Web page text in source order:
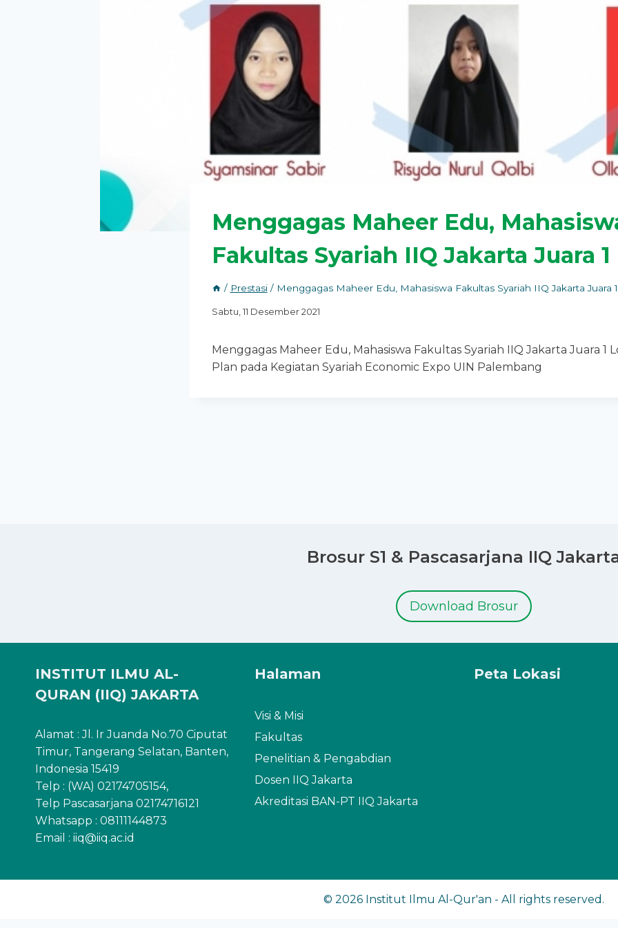
Menggagas Maheer Edu,
Fakultas Syariah IIQ Jakarta Juara 1
/ Prestasi / Menggagas Maheer Edu, Mahasiswa Fakultas Syariah IIQ Jakarta Juara 1
Sabtu, 11 Desember 2021
Menggagas Maheer Edu, Mahasiswa Fakultas Syariah IIQ Jakarta Juara 1
Plan pada Kegiatan Syariah Economic Expo UIN Palembang
Brosur S1 & Pascasarjana IIQ
Download Brosur
INSTITUT ILMU AL-
QURAN (IIQ) JAKARTA
Alamat : Jl. Ir Juanda No.70 Ciputat
Timur, Tangerang Selatan, Banten,
Indonesia 15419
Telp : (WA) 02174705154,
Telp Pascasarjana 02174716121
Whatsapp : 08111144873
Email : iiq@iiq.ac.id
Halaman
Visi & Misi
Fakultas
Penelitian & Pengabdian
Dosen IIQ Jakarta
Akreditasi BAN-PT IIQ Jakarta
Peta Lokasi
© 2026 Institut Ilmu Al-Qur'an - All rights reserved.